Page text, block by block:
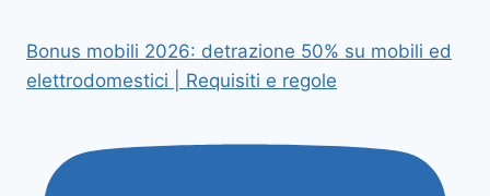
Bonus mobili 2026: detrazione 50% su mobili ed
elettrodomestici | Requisiti e regole